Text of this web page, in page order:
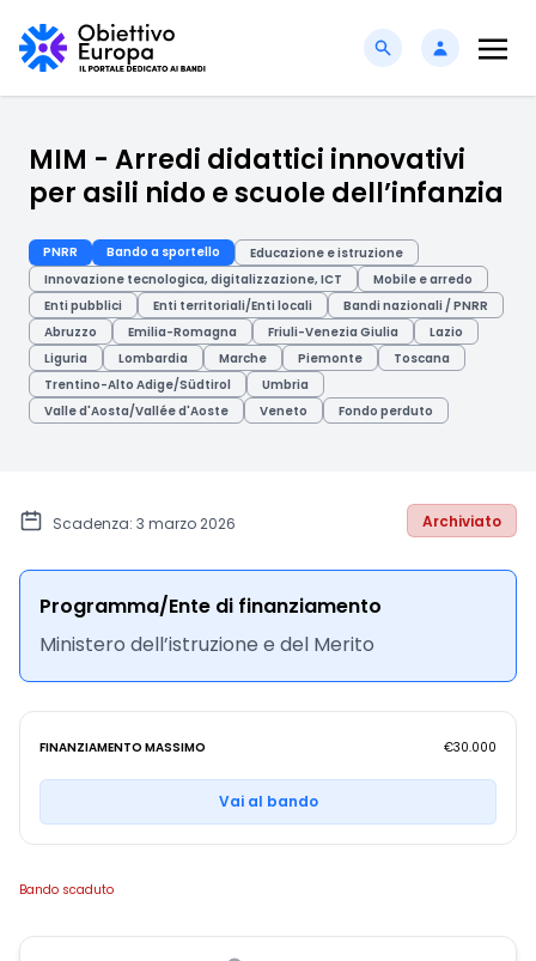
MIM - Arredi didattici innovativi
per asili nido e scuole dell’infanzia
PNRR Bando a sportello
Educazione e istruzione
Innovazione tecnologica, digitalizzazione, ICT
Mobile e arredo
Enti pubblici
Enti territoriali/Enti locali
Bandi nazionali / PNRR
Abruzzo
Emilia-Romagna Friuli-Venezia Giulia
Lazio
Liguria
Lombardia Marche Piemonte
Toscana
Trentino-Alto Adige/Südtirol
Umbria
Valle d'Aosta/Vallée d'Aoste
Veneto Fondo perduto
Scadenza: 3 marzo 2026 Archiviato
Programma/Ente di finanziamento
Ministero dell’istruzione e del Merito
FINANZIAMENTO MASSIMO €30.000
Vai al bando
Bando scaduto